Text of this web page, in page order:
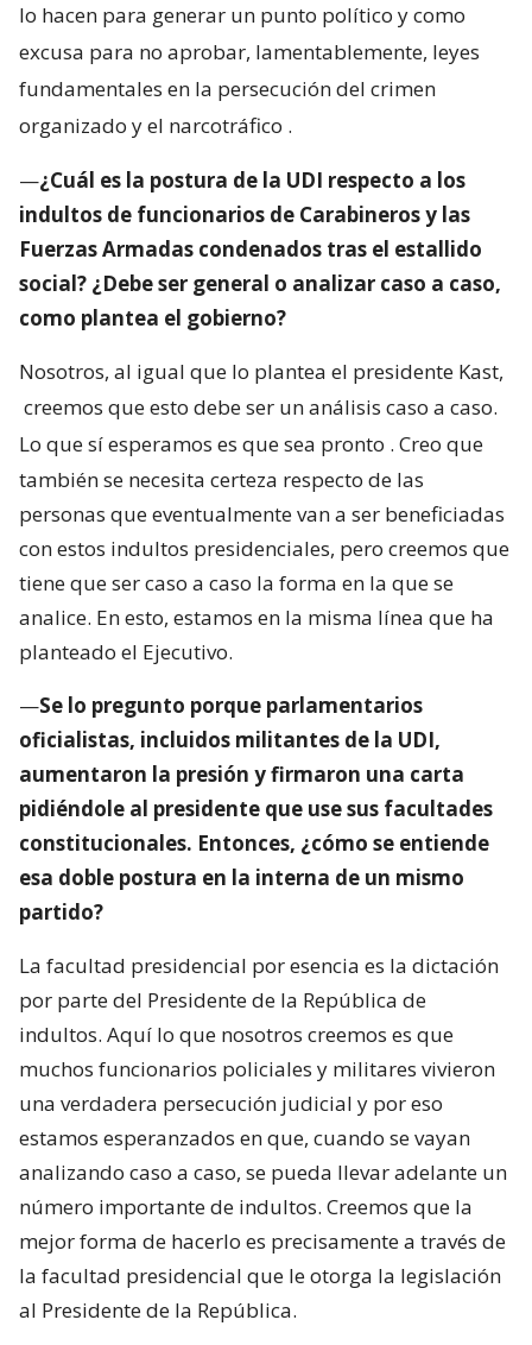
lo hacen para generar un punto político y como
excusa para no aprobar, lamentablemente, leyes
fundamentales en la persecución del crimen
organizado y el narcotráfico .
—¿Cuál es la postura de la UDI respecto a los
indultos de funcionarios de Carabineros y las
Fuerzas Armadas condenados tras el estallido
social? ¿Debe ser general o analizar caso a caso,
como plantea el gobierno?
Nosotros, al igual que lo plantea el presidente Kast,
creemos que esto debe ser un análisis caso a caso.
Lo que sí esperamos es que sea pronto . Creo que
también se necesita certeza respecto de las
personas que eventualmente van a ser beneficiadas
con estos indultos presidenciales, pero creemos que
tiene que ser caso a caso la forma en la que se
analice. En esto, estamos en la misma línea que ha
planteado el Ejecutivo.
—Se lo pregunto porque parlamentarios
oficialistas, incluidos militantes de la UDI,
aumentaron la presión y firmaron una carta
pidiéndole al presidente que use sus facultades
constitucionales. Entonces, ¿cómo se entiende
esa doble postura en la interna de un mismo
partido?
La facultad presidencial por esencia es la dictación
por parte del Presidente de la República de
indultos. Aquí lo que nosotros creemos es que
muchos funcionarios policiales y militares vivieron
una verdadera persecución judicial y por eso
estamos esperanzados en que, cuando se vayan
analizando caso a caso, se pueda llevar adelante un
número importante de indultos. Creemos que la
mejor forma de hacerlo es precisamente a través de
la facultad presidencial que le otorga la legislación
al Presidente de la República.